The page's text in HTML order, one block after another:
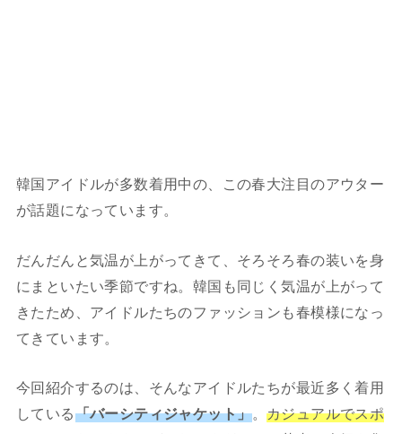
韓国アイドルが多数着用中の、この春大注目のアウター
が話題になっています。
だんだんと気温が上がってきて、そろそろ春の装いを身
にまといたい季節ですね。韓国も同じく気温が上がって
きたため、アイドルたちのファッションも春模様になっ
てきています。
今回紹介するのは、そんなアイドルたちが最近多く着用
している「バーシティジャケット」。 カジュアルでスポ